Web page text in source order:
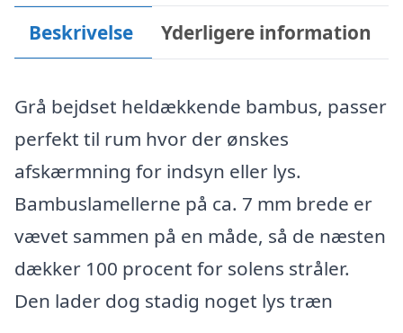
Beskrivelse Yderligere information
Grå bejdset heldækkende bambus, passer
perfekt til rum hvor der ønskes
afskærmning for indsyn eller lys.
Bambuslamellerne på ca. 7 mm brede er
vævet sammen på en måde, så de næsten
dækker 100 procent for solens stråler.
Den lader dog stadig noget lys træn